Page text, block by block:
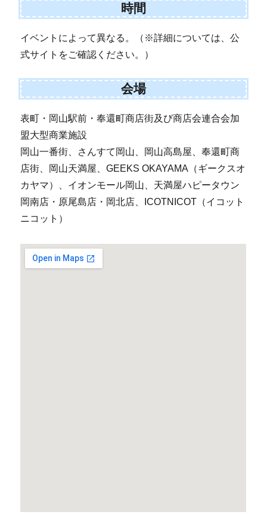
時間
イベントによって異なる。（※詳細については、公
式サイトをご確認ください。）
会場
表町・岡山駅前・奉還町商店街及び商店会連合会加
盟大型商業施設
岡山一番街、さんすて岡山、岡山高島屋、奉還町商
店街、岡山天満屋、GEEKS OKAYAMA（ギークスオ
カヤマ）、イオンモール岡山、天満屋ハピータウン
岡南店・原尾島店・岡北店、ICOTNICOT（イコット
ニコット）